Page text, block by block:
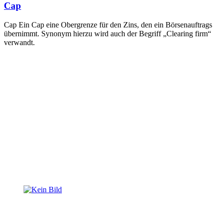
Cap
Cap Ein Cap eine Obergrenze für den Zins, den ein Börsenauftrags
übernimmt. Synonym hierzu wird auch der Begriff „Clearing firm“
verwandt.